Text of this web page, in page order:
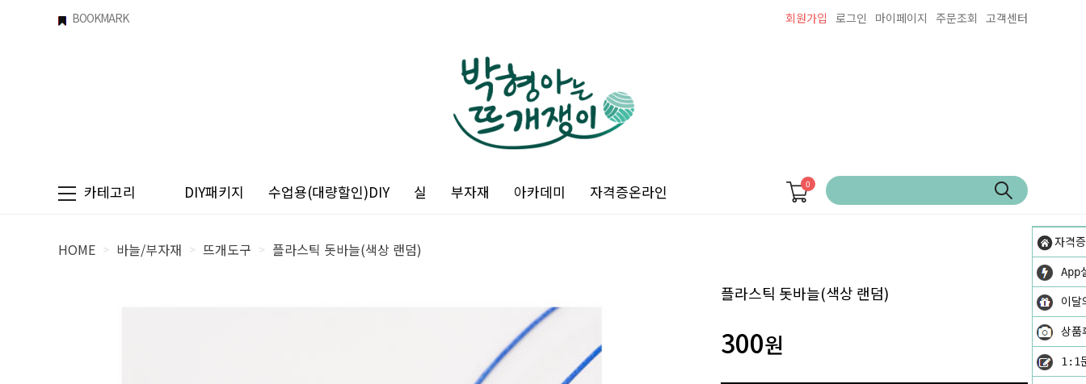
자격
App
이달
상품
1:1
BOOKMARK 회원가입 로그인 마이페이지 주문조회 고객센터
카테고리 DIY패키지 수업용(대량할인)DIY 실 부자재 아카데미 자격증온라인 0
HOME > 바늘/부자재 > 뜨개도구 > 플라스틱 돗바늘(색상 랜덤)
플라스틱 돗바늘(색상 랜덤)
300원